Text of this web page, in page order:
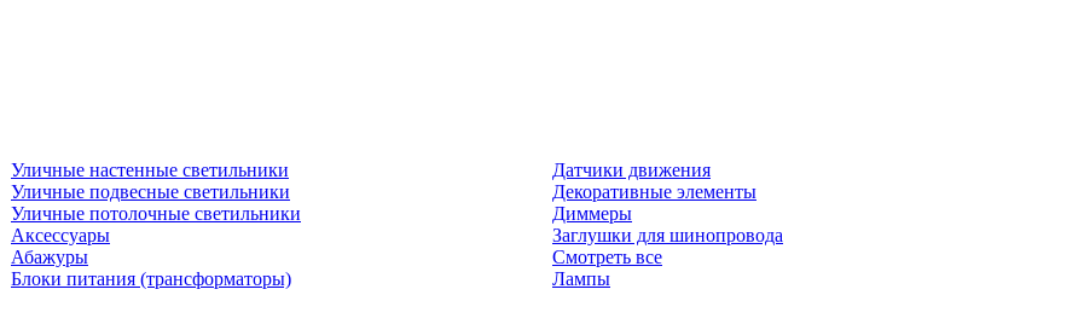
Уличные настенные светильники
Уличные подвесные светильники
Уличные потолочные светильники
Аксессуары
Абажуры
Блоки питания (трансформаторы)
Датчики движения
Декоративные элементы
Диммеры
Заглушки для шинопровода
Смотреть все
Лампы